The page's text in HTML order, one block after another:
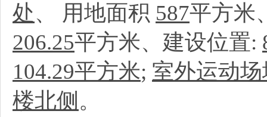
处、 用地面积 587平方米
206.25平方米、建设位置:
104.29平方米; 室外运动
楼北侧 。